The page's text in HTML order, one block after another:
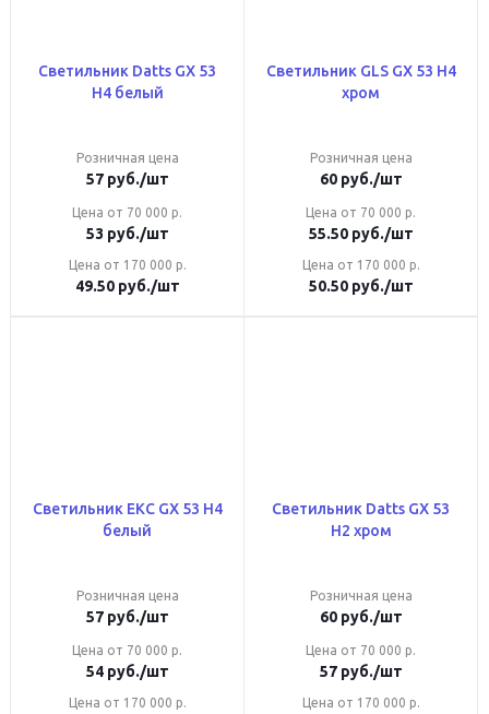
Светильник Datts GX 53
Н4 белый
Розничная цена
57руб./шт
Цена от 70 000 р.
53 руб./шт
Цена от 170 000 р.
49.50руб./шт
Светильник GLS GX 53 Н4
хром
Розничная цена
60руб./шт
Цена от 70 000 р.
55.50руб./шт
Цена от 170 000 р.
50.50руб./шт
Светильник ЕКС GX 53 Н4
белый
Розничная цена
57руб./шт
Цена от 70 000 р.
54руб./шт
Цена от 170 000 р.
Светильник Datts GX 53
Н2 хром
Розничная цена
60руб./шт
Цена от 70 000 р.
57руб./шт
Цена от 170 000 р.